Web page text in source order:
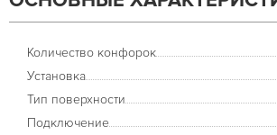
Количество конфорок
Установка
Тип поверхности
Подключение